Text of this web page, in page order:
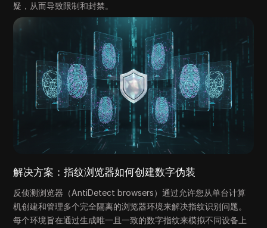
疑，从而导致限制和封禁。
解决方案：指纹浏览器如何创建数字伪装
反侦测浏览器（AntiDetect browsers）通过允许您从单台计算
机创建和管理多个完全隔离的浏览器环境来解决指纹识别问题。
每个环境旨在通过生成唯一且一致的数字指纹来模拟不同设备上